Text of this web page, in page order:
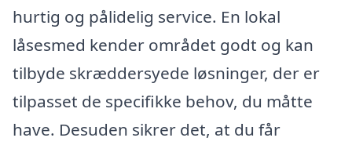
hurtig og pålidelig service. En lokal
låsesmed kender området godt og kan
tilbyde skræddersyede løsninger, der er
tilpasset de specifikke behov, du måtte
have. Desuden sikrer det, at du får